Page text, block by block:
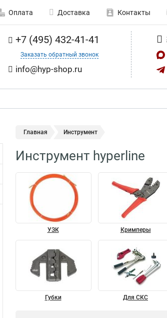
Оплата Доставка Контакты
+7 (495) 432-41-41
Заказать обратный звонок
info@hyp-shop.ru
Главная Инструмент
Инструмент hyperline
УЗК Кримперы
Губки Для СКС